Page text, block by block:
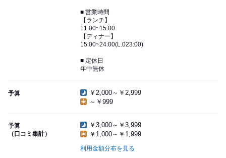
■ 営業時間
【ランチ】
11:00~15:00
【ディナー】
15:00~24:00(L.023:00)
■ 定休日
年中無休
予算
￥2,000～￥2,999
～￥999
予算
（口コミ集計）
￥3,000～￥3,999
￥1,000～￥1,999
利用金額分布を見る